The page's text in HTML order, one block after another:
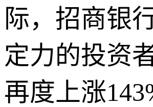
际，招商银
定力的投资
再度上涨